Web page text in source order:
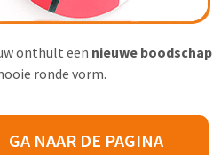
onthult een nieuwe boodschap
ronde vorm.
GA NAAR DE PAGINA